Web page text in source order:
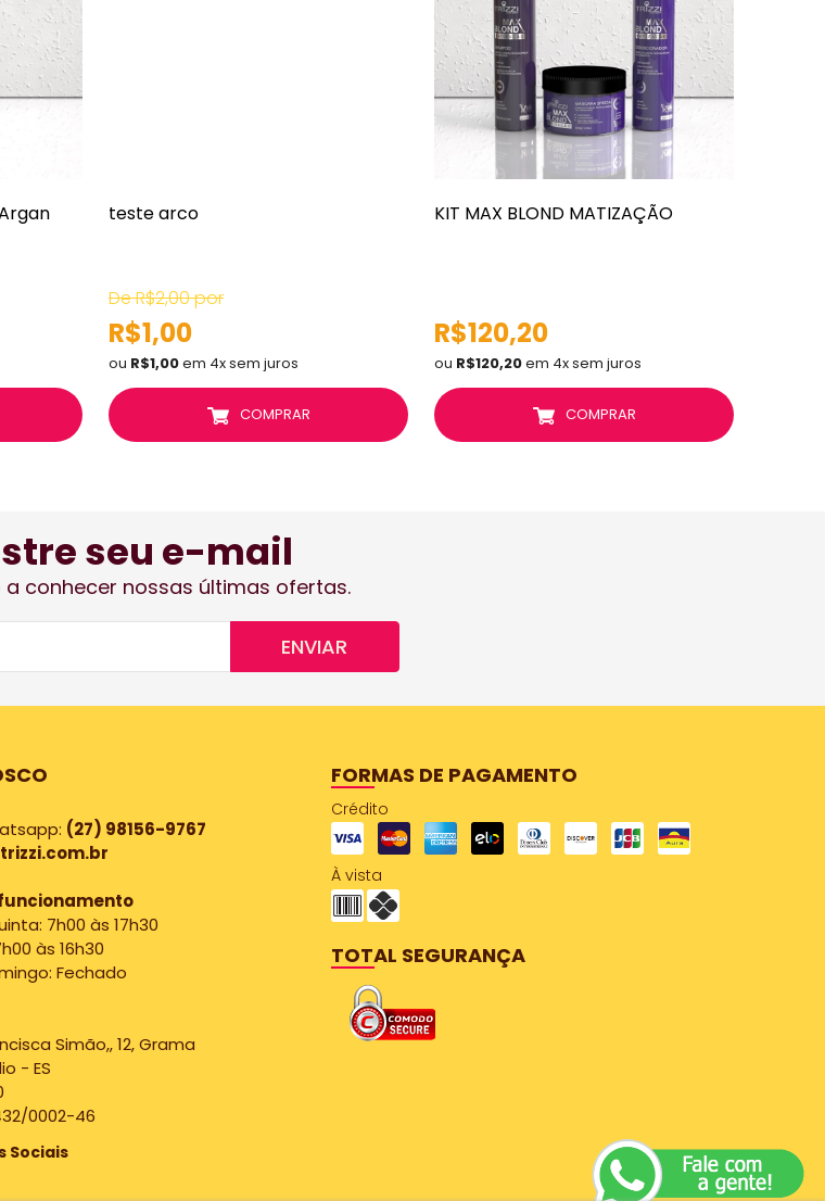
teste arco
De R$2,00 por
R$1,00
ou R$1,00em 4x sem juros
COMPRAR
KIT MAX BLOND MATIZAÇÃO
R$120,20
ou R$120,20em 4x sem juros
COMPRAR
seu e-mail
a conhecer nossas últimas ofertas.
ENVIAR
(27) 98156-9767
7h00 às 17h30
às 16h30
Fechado
Simão,, 12, Grama
- ES
0002-46
Sociais
FORMAS DE PAGAMENTO
Crédito
À vista
TOTAL SEGURANÇA